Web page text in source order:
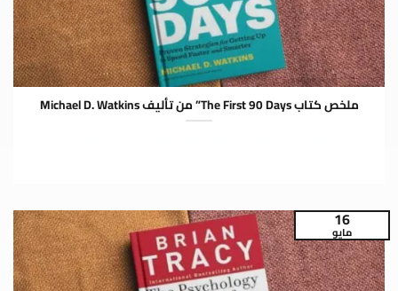
ملخص كتاب The First 90 Days” من تأليف Michael D. Watkins
16
مايو